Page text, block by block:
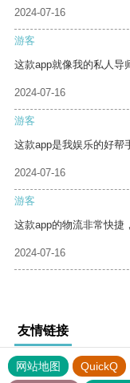
2024-07-16
游客
这款app就像我的私人导
2024-07-16
游客
这款app是我娱乐的好帮
2024-07-16
游客
这款app的物流非常快捷
2024-07-16
友情链接
网站地图 QuickQ